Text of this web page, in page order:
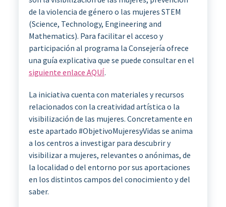
de la violencia de género o las mujeres STEM
(Science, Technology, Engineering and
Mathematics). Para facilitar el acceso y
participación al programa la Consejería ofrece
una guía explicativa que se puede consultar en el
siguiente enlace AQUÍ.
La iniciativa cuenta con materiales y recursos
relacionados con la creatividad artística o la
visibilización de las mujeres. Concretamente en
este apartado #ObjetivoMujeresyVidas se anima
a los centros a investigar para descubrir y
visibilizar a mujeres, relevantes o anónimas, de
la localidad o del entorno por sus aportaciones
en los distintos campos del conocimiento y del
saber.